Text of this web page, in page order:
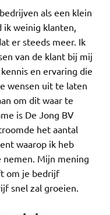
als een klein
weinig klanten,
er steeds meer. Ik
van de klant bij mij
en ervaring die
wensen uit te laten
om dit waar te
is De Jong BV
het aantal
waarop ik heb
nemen. Mijn mening
om je bedrijf
snel zal groeien.